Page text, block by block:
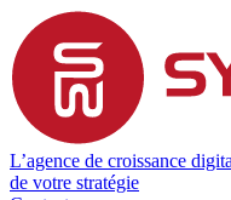
L’agence de croissance
de votre stratégie